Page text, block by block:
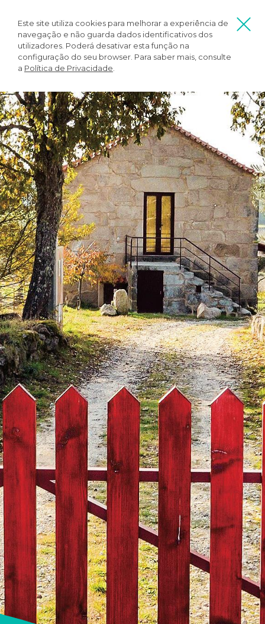
Este site utiliza cookies para melhorar a experiência de
navegação e não guarda dados identificativos dos
utilizadores. Poderá desativar esta função na
configuração do seu browser. Para saber mais, consulte
a Política de Privacidade